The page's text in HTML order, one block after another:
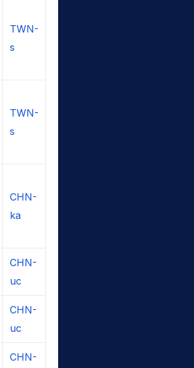
TWN-
s
TWN-
s
CHN-
ka
CHN-
uc
CHN-
uc
CHN-